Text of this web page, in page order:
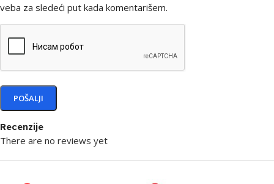
Recenzije
There are no reviews yet
veba za sledeći put kada komentarišem.